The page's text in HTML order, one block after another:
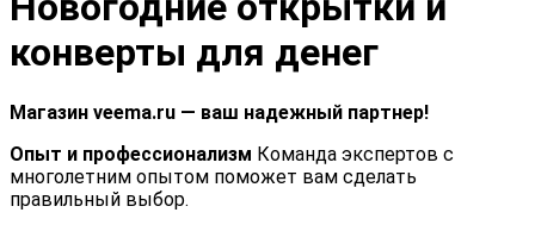
конверты для денег
Магазин veema.ru — ваш надежный партнер!
Опыт и профессионализм Команда экспертов с
многолетним опытом поможет вам сделать
правильный выбор.